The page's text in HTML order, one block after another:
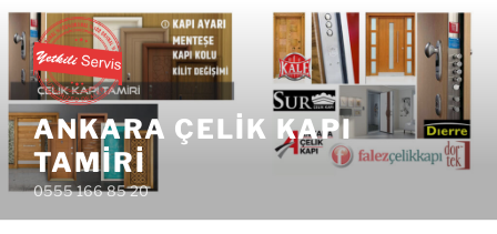
İçeriğe
geç
ANKARA ÇELIK KAPI
TAMIRI
0555 166 85 20